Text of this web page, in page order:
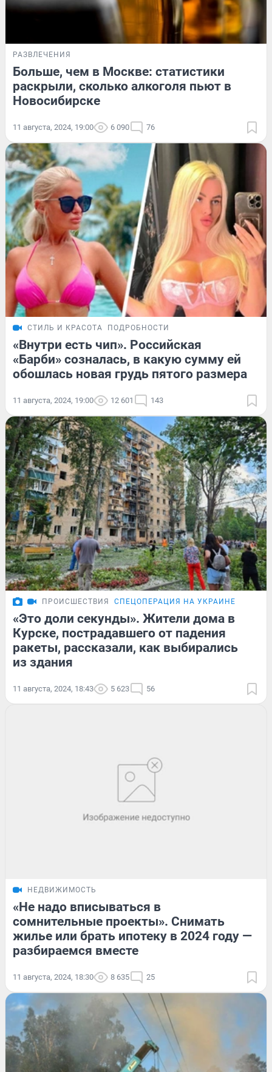
РАЗВЛЕЧЕНИЯ
Больше, чем в Москве: статистики
раскрыли, сколько алкоголя пьют в
Новосибирске
11 августа, 2024, 19:00 6 090 76
СТИЛЬ И КРАСОТА ПОДРОБНОСТИ
«Внутри есть чип». Российская
«Барби» созналась, в какую сумму ей
обошлась новая грудь пятого размера
11 августа, 2024, 19:00 12 601 143
ПРОИСШЕСТВИЯ СПЕЦОПЕРАЦИЯ НА УКРАИНЕ
«Это доли секунды». Жители дома в
Курске, пострадавшего от падения
ракеты, рассказали, как выбирались
из здания
11 августа, 2024, 18:43 5 623 56
НЕДВИЖИМОСТЬ
«Не надо вписываться в
сомнительные проекты». Снимать
жилье или брать ипотеку в 2024 году —
разбираемся вместе
11 августа, 2024, 18:30 8 635 25